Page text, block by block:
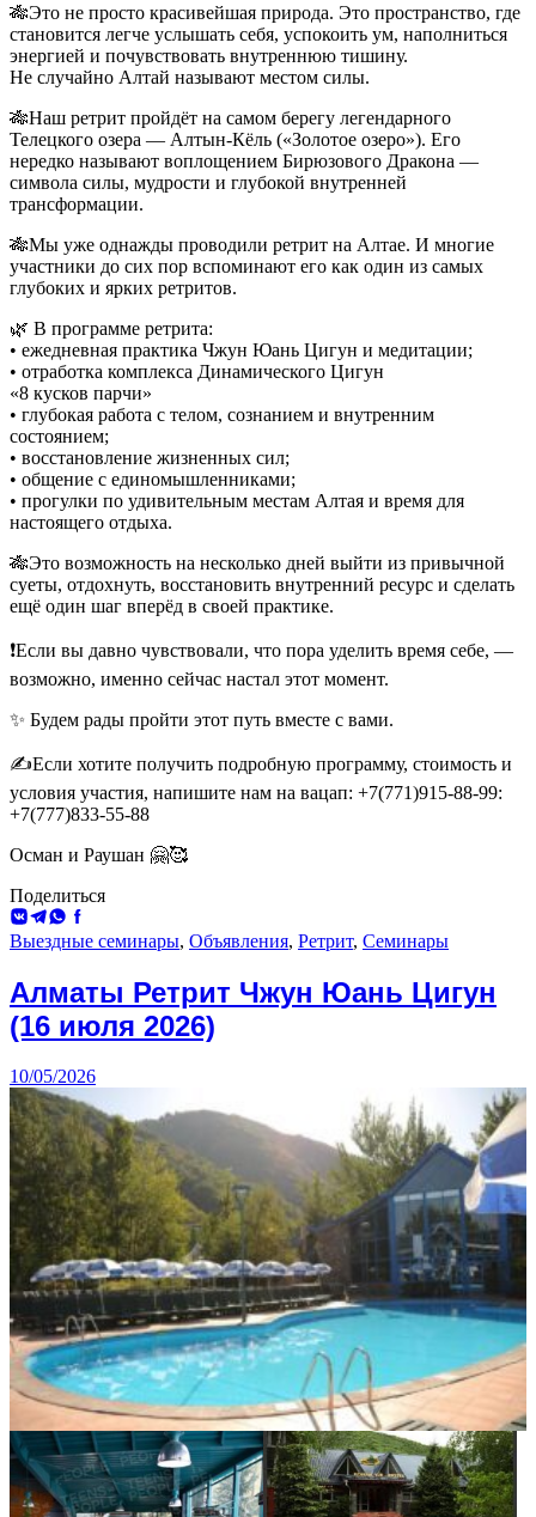
🎋Это не просто красивейшая природа. Это пространство, где
становится легче услышать себя, успокоить ум, наполниться
энергией и почувствовать внутреннюю тишину.
Не случайно Алтай называют местом силы.
🎋Наш ретрит пройдёт на самом берегу легендарного
Телецкого озера — Алтын-Кёль («Золотое озеро»). Его
нередко называют воплощением Бирюзового Дракона —
символа силы, мудрости и глубокой внутренней
трансформации.
🎋Мы уже однажды проводили ретрит на Алтае. И многие
участники до сих пор вспоминают его как один из самых
глубоких и ярких ретритов.
🌿 В программе ретрита:
• ежедневная практика Чжун Юань Цигун и медитации;
• ⁠отработка комплекса Динамического Цигун
«8 кусков парчи»
• ⁠глубокая работа с телом, сознанием и внутренним
состоянием;
• восстановление жизненных сил;
• общение с единомышленниками;
• прогулки по удивительным местам Алтая и время для
настоящего отдыха.
🎋Это возможность на несколько дней выйти из привычной
суеты, отдохнуть, восстановить внутренний ресурс и сделать
ещё один шаг вперёд в своей практике.
❗️Если вы давно чувствовали, что пора уделить время себе, —
возможно, именно сейчас настал этот момент.
✨ Будем рады пройти этот путь вместе с вами.
✍️Если хотите получить подробную программу, стоимость и
условия участия, напишите нам на вацап: +7(771)915-88-99:
+7(777)833-55-88
Осман и Раушан 🤗🥰
Поделиться
ВКонтакте
Telegram
WhatsApp
Facebook
Выездные семинары, Объявления, Ретрит, Семинары
Алматы Ретрит Чжун Юань Цигун
(16 июля 2026)
10/05/2026